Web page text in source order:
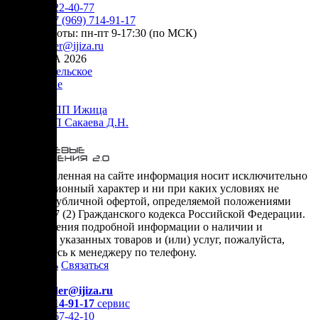
+7 (905) 222-40-77
+7 (969) 714-91-17
режим работы: пн-пт 9-17:30 (по МСК)
order@ijiza.ru
© ИЖИЦА 2026
Пользовательское
соглашение
Оферта НПП Ижица
Оферта ИП Сакаева Д.Н.
* представленная на сайте информация носит исключительно
информационный характер и ни при каких условиях не
является публичной офертой, определяемой положениями
Статьи 437 (2) Гражданского кодекса Российской Федерации.
Для получения подробной информации о наличии и
стоимости указанных товаров и (или) услуг, пожалуйста,
обращайтесь к менеджеру по телефону.
Позвонить Связаться
order@ijiza.ru
+7 (969) 714-91-17 cервис
+7 (812) 467-42-10